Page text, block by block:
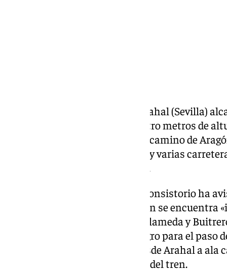
El río Guadaíra a su paso por Arahal (Sevilla)
superando el umbral de los cuatro metros de
la borrasca Konrad ha dejado el camino de
desbordamiento de dos arroyos y varias
afectadas por las inundaciones.
La Policía Local de Arahal y el Consistorio ha
sociales que el camino de Aragón se encuentra
dos arroyos que lo atraviesan, Alameda y
calzada, «lo que supone un peligro para el paso
encuentra cortado el acceso desde Arahal a
inundación en el cruce de la vía del tren.